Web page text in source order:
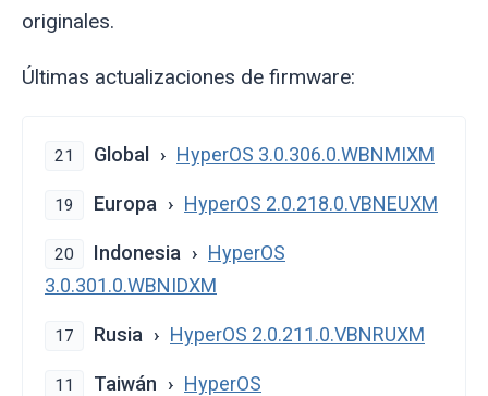
originales.
Últimas actualizaciones de firmware:
21 Global HyperOS 3.0.306.0.WBNMIXM
19 Europa HyperOS 2.0.218.0.VBNEUXM
20 Indonesia
HyperOS
3.0.301.0.WBNIDXM
17 Rusia HyperOS 2.0.211.0.VBNRUXM
11 Taiwán
HyperOS